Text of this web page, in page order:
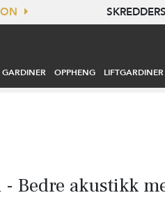
GARDINER OPPHENG LIFTGARDINER
- Bedre akustikk